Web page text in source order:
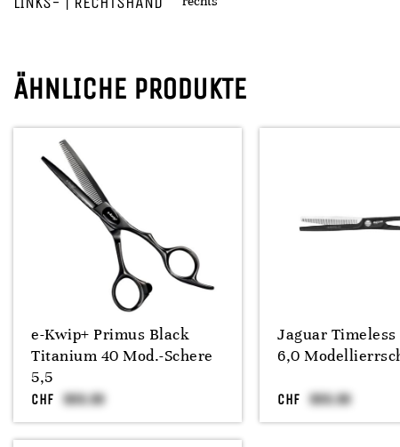
ÄHNLICHE PRODUKTE
e-Kwip+ Primus Black
Titanium 40 Mod.-Schere
5,5
CHF
Jaguar Timeless
6,0
CHF